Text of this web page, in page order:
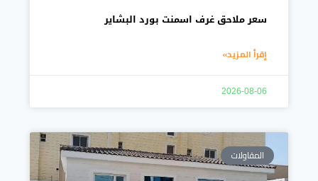
سعر ملاحق غرف اسمنت بورد البشاير
إقرأ المزيد»
2026-08-06
المقاولات